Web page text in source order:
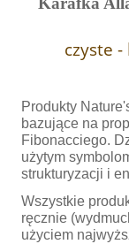
czyste
Produkty
bazujące na
Fibonacciego.
użytym
strukturyzacji i
Wszystkie
ręcznie
użyciem